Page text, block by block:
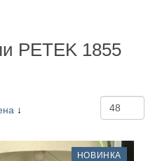
PETEK 1855
НОВИНКА